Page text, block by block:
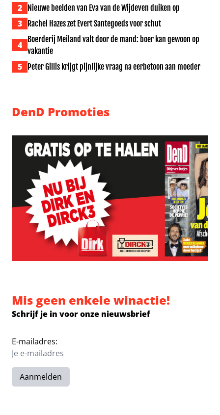
2 Nieuwe beelden van Eva van de Wijdeven duiken op
3 Rachel Hazes zet Evert Santegoeds voor schut
4
Boerderij Meiland valt door de mand: boer kan gewoon op
vakantie
5 Peter Gillis krijgt pijnlijke vraag na eerbetoon aan moeder
DenD Promoties
Mis geen enkele winactie!
Schrijf je in voor onze nieuwsbrief
E-mailadres:
Aanmelden